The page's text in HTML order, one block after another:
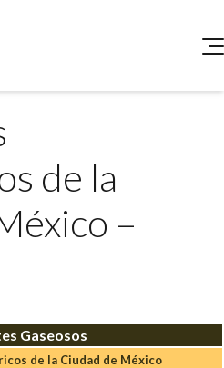
de la
–
Gaseosos
de la Ciudad de México